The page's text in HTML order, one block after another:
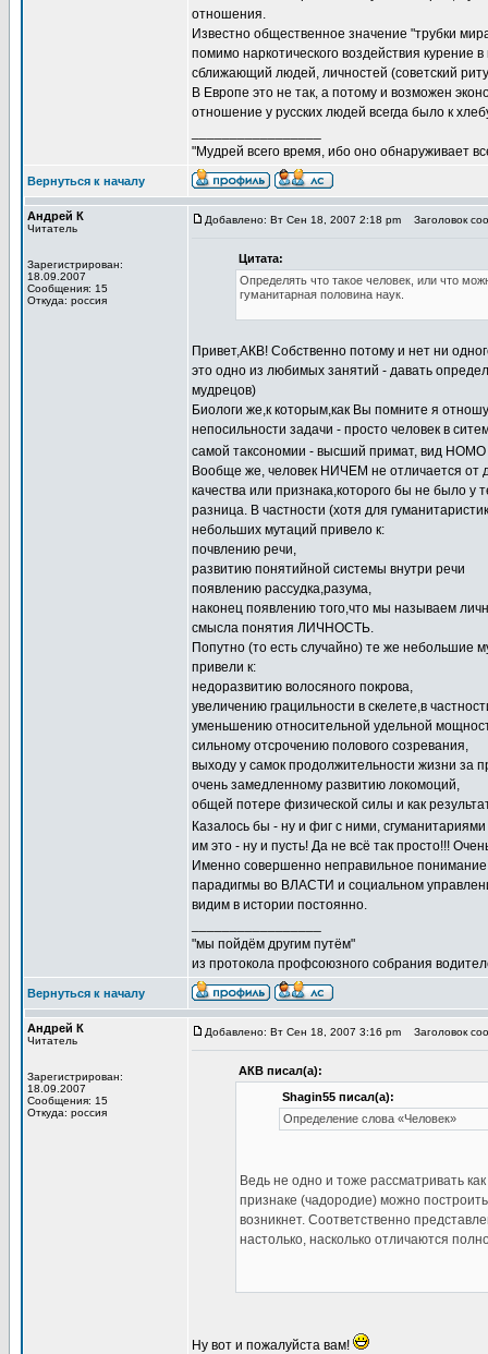
отношения.
Известно общественное значение "трубки
помимо наркотического воздействия
сближающий людей, личностей (советский
В Европе это не так, а потому и возможен
отношение у русских людей всегда было к
"Мудрей всего время, ибо оно обнаруживает
Вернуться к началу
Андрей К
Читатель
Зарегистрирован:
18.09.2007
Сообщения: 15
Откуда: россия
Добавлено: Вт Сен 18, 2007 2:18 pm Заголовок
Цитата:
Определять что такое человек, или что
гуманитарная половина наук.
Привет,АКВ! Собственно потому и нет ни
это одно из любимых занятий - давать
мудрецов)
Биологи же,к которым,как Вы помните я
непосильности задачи - просто человек в
самой таксономии - высший примат, вид
Вообще же, человек НИЧЕМ не отличается от
качества или признака,которого бы не было у
разница. В частности (хотя для
небольших мутаций привело к:
почвлению речи,
развитию понятийной системы внутри речи
появлению рассудка,разума,
наконец появлению того,что мы называем
смысла понятия ЛИЧНОСТЬ.
Попутно (то есть случайно) те же небольшие
привели к:
недоразвитию волосяного покрова,
увеличению грацильности в скелете,в
уменьшению относительной удельной
сильному отсрочению полового созревания,
выходу у самок продолжительности жизни за
очень замедленному развитию локомоций,
общей потере физической силы и как
Казалось бы - ну и фиг с ними,
им это - ну и пусть! Да не всё так просто!!!
Именно совершенно неправильное
парадигмы во ВЛАСТИ и социальном
видим в истории постоянно.
"мы пойдём другим путём"
из протокола профсоюзного собрания
Вернуться к началу
Андрей К
Читатель
Зарегистрирован:
18.09.2007
Сообщения: 15
Откуда: россия
Добавлено: Вт Сен 18, 2007 3:16 pm Заголовок
АКВ писал(а):
Shagin55 писал(а):
Определение слова «Человек»
Ведь не одно и тоже рассматривать
признаке (чадородие) можно
возникнет. Соответственно
настолько, насколько отличаются
Ну вот и пожалуйста вам!